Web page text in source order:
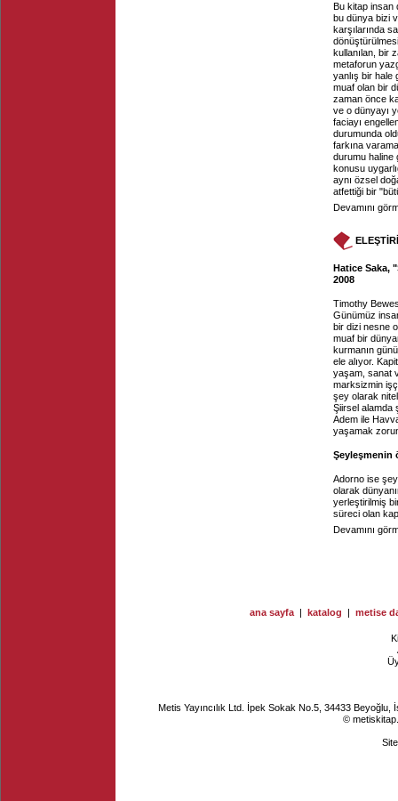
Bu kitap insan
bu dünya bizi
karşılarında
kullanılan, bir
metaforun
yanlış bir hale
muaf olan bir
zaman önce
ve o dünyayı
faciayı
durumunda
farkına
durumu haline
konusu
aynı özsel
atfettiği bir
Devamını
Hatice Saka,
2008
Timothy
Günümüz
bir dizi nesne
muaf bir
kurmanın
ele alıyor.
yaşam, sanat
marksizmin
şey olarak
Şiirsel alamda
Adem ile
yaşamak
Şeyleşmenin
Adorno ise
olarak
yerleştirilmiş
süreci olan
Devamını
ana sayfa | katalog | metise
Metis Yayıncılık Ltd. İpek Sokak No.5, 34433
©